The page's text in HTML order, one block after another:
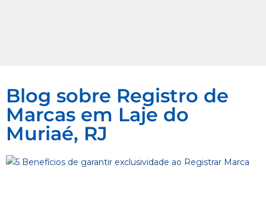
Blog sobre Registro de
Marcas em Laje do
Muriaé, RJ